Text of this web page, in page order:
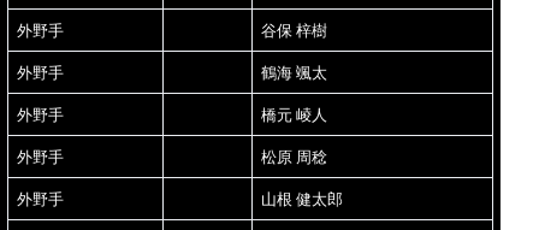
外野手 谷保 梓樹
外野手 鶴海 颯太
外野手 橋元 崚人
外野手 松原 周稔
外野手 山根 健太郎